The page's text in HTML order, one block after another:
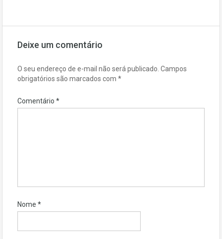
Deixe um comentário
O seu endereço de e-mail não será publicado. Campos
obrigatórios são marcados com *
Comentário *
Nome *